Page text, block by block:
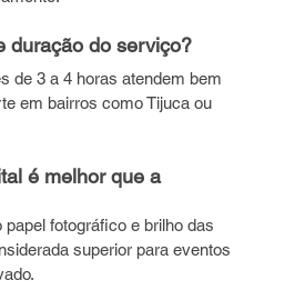
duração do serviço?
de 3 a 4 horas atendem bem
em bairros como Tijuca ou
é melhor que a
papel fotográfico e brilho das
superior para eventos